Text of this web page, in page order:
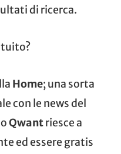
di ricerca.
Home; una sorta
con le news del
Qwantriesce a
ed essere gratis